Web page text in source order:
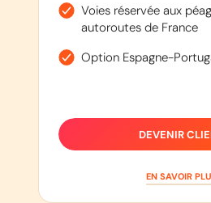
Voies réservée aux
autoroutes de France
Option Espagne-
DEVENIR
EN SAVOIR